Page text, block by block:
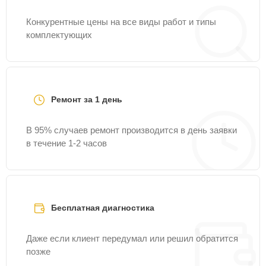
Конкурентные цены на все виды работ и типы
комплектующих
Ремонт за 1 день
В 95% случаев ремонт производится в день заявки
в течение 1-2 часов
Бесплатная диагностика
Даже если клиент передумал или решил обратится
позже